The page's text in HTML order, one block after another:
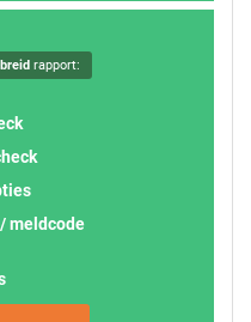
rapport:
meldcode